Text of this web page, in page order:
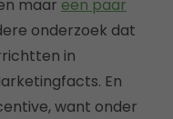
maar een paar
onderzoek dat
in
En
want onder